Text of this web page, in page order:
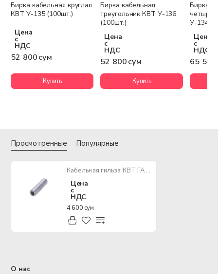
Бирка кабельная круглая
КВТ У-135 (100шт.)
Цена
с
НДС
52 800 сум
Купить
Бирка кабельная
треугольник КВТ У-136
(100шт.)
Цена
с
НДС
52 800 сум
Купить
Бирка
У-134
Цена
с
НДС
65 500
Просмотренные Популярные
Кабельная гильза КВТ ГА 25 - 7
Цена
с
НДС
4 600 сум
О нас